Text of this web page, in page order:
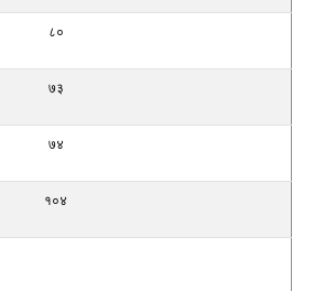
८०
७३
७४
१०४